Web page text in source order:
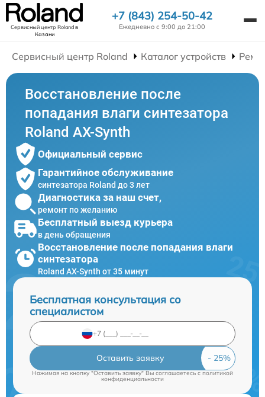
Сервисный центр Rolandв
Казани
+7 (843) 254-50-42
Ежедневно с 9:00 до 21:00
Сервисный центр Roland Каталог устройств
Восстановление после
попадания влаги синтезатора
Roland AX-Synth
Официальный сервис
Гарантийное обслуживание
синтезатора Roland до 3 лет
Диагностика за наш счет,
ремонт по желанию
Бесплатный выезд курьера
в день обращения
Восстановление после попадания влаги
синтезатора
Roland AX-Synth от 35 минут
Бесплатная консультация со
специалистом
Оставить заявку
Нажимая на кнопку "Оставить заявку" Вы соглашаетесь cполитикой
конфиденциальности